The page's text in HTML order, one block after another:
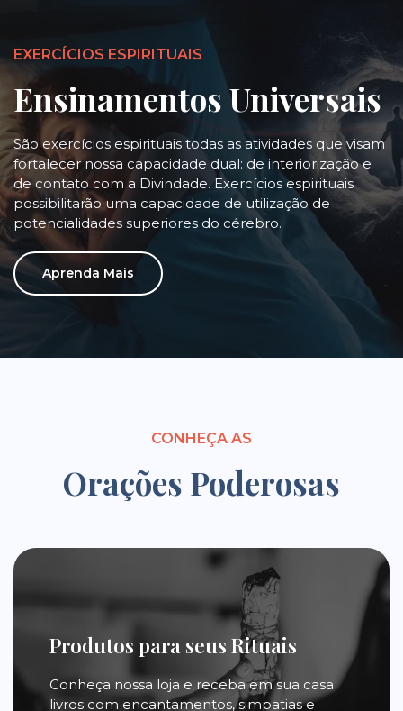
EXERCÍCIOS ESPIRITUAIS
Ensinamentos Universais
São exercícios espirituais todas as atividades que visam
fortalecer nossa capacidade dual: de interiorização e
de contato com a Divindade. Exercícios espirituais
possibilitarão uma capacidade de utilização de
potencialidades superiores do cérebro.
Aprenda Mais
CONHEÇA AS
Orações Poderosas
Produtos para seus Rituais
Conheça nossa loja e receba em sua casa
livros com encantamentos, simpatias e